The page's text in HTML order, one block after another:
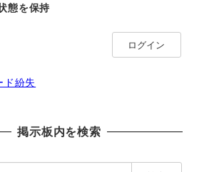
態を保持
ログイン
ド紛失
掲示板内を検索